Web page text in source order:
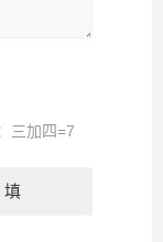
三加四=7